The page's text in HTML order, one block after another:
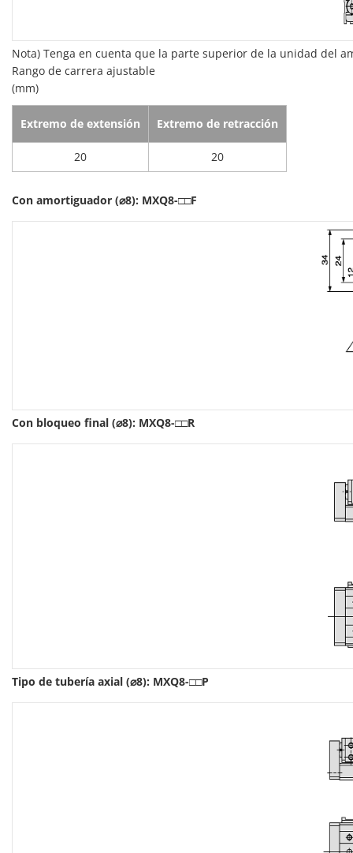
Nota) Tenga en cuenta que la parte superior de la unidad del
Rango de carrera ajustable
(mm)
Extremo de extensión Extremo de retracción
20 20
Con amortiguador (⌀8): MXQ8-□□F
Con bloqueo final (⌀8): MXQ8-□□R
Tipo de tubería axial (⌀8): MXQ8-□□P